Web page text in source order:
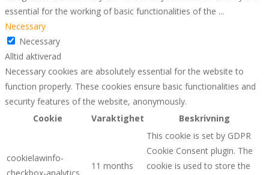
essential for the working of basic functionalities of the ...
Necessary
Necessary
Alltid aktiverad
Necessary cookies are absolutely essential for the website to
function properly. These cookies ensure basic functionalities and
security features of the website, anonymously.
Cookie
Varaktighet Beskrivning
cookielawinfo-
checkbox-analytics
11 months
This cookie is set by GDPR
Cookie Consent plugin. The
cookie is used to store the